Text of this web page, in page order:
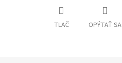
TLAČ OPÝTAŤ SA